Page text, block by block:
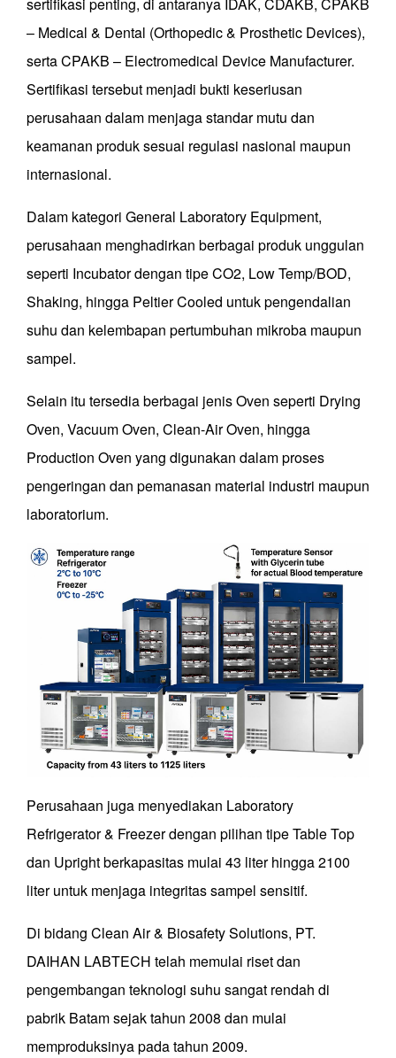
sertifikasi penting, di antaranya IDAK, CDAKB, CPAKB
– Medical & Dental (Orthopedic & Prosthetic Devices),
serta CPAKB – Electromedical Device Manufacturer.
Sertifikasi tersebut menjadi bukti keseriusan
perusahaan dalam menjaga standar mutu dan
keamanan produk sesuai regulasi nasional maupun
internasional.
Dalam kategori General Laboratory Equipment,
perusahaan menghadirkan berbagai produk unggulan
seperti Incubator dengan tipe CO2, Low Temp/BOD,
Shaking, hingga Peltier Cooled untuk pengendalian
suhu dan kelembapan pertumbuhan mikroba maupun
sampel.
Selain itu tersedia berbagai jenis Oven seperti Drying
Oven, Vacuum Oven, Clean-Air Oven, hingga
Production Oven yang digunakan dalam proses
pengeringan dan pemanasan material industri maupun
laboratorium.
Perusahaan juga menyediakan Laboratory
Refrigerator & Freezer dengan pilihan tipe Table Top
dan Upright berkapasitas mulai 43 liter hingga 2100
liter untuk menjaga integritas sampel sensitif.
Di bidang Clean Air & Biosafety Solutions, PT.
DAIHAN LABTECH telah memulai riset dan
pengembangan teknologi suhu sangat rendah di
pabrik Batam sejak tahun 2008 dan mulai
memproduksinya pada tahun 2009.